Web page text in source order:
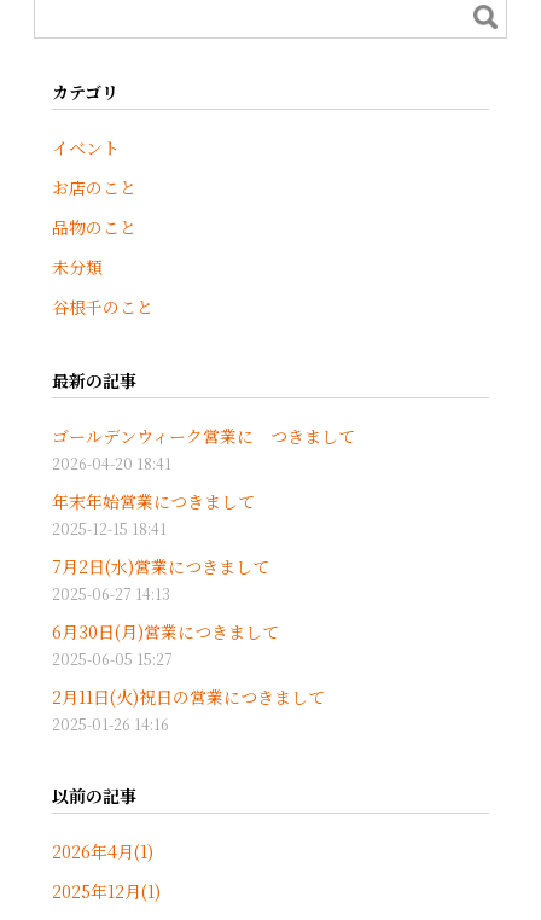
カテゴリ
イベント
お店のこと
品物のこと
未分類
谷根千のこと
最新の記事
ゴールデンウィーク営業に つきまして
2026-04-20 18:41
年末年始営業につきまして
2025-12-15 18:41
7月2日(水)営業につきまして
2025-06-27 14:13
6月30日(月)営業につきまして
2025-06-05 15:27
2月11日(火)祝日の営業につきまして
2025-01-26 14:16
以前の記事
2026年4月(1)
2025年12月(1)